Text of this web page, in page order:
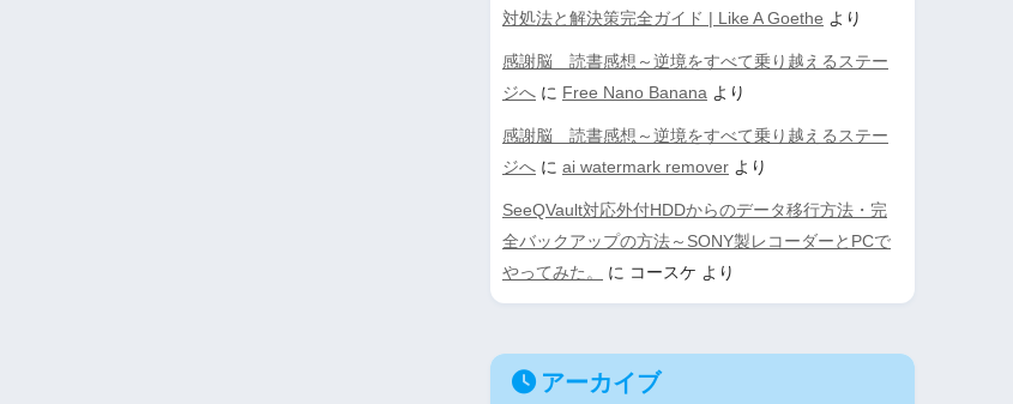
対処法と解決策完全ガイド | Like A Goethe より
感謝脳 読書感想～逆境をすべて乗り越えるステー
ジへ に Free Nano Banana より
感謝脳 読書感想～逆境をすべて乗り越えるステー
ジへ に ai watermark remover より
SeeQVault対応外付HDDからのデータ移行方法・完
全バックアップの方法～SONY製レコーダーとPCで
やってみた。
に コースケ より
アーカイブ